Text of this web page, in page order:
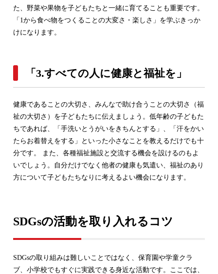
た、野菜や果物を子どもたちと一緒に育てることも重要です。
「1から食べ物をつくることの大変さ・楽しさ」を学ぶきっか
けになります。
「3.すべての人に健康と福祉を」
健康であることの大切さ、みんなで助け合うことの大切さ（福
祉の大切さ）を子どもたちに伝えましょう。低年齢の子どもた
ちであれば、「手洗いとうがいをきちんとする」、「汗をかい
たらお着替えをする」といった小さなことを教えるだけでも十
分です。 また、各種福祉施設と交流する機会を設けるのもよ
いでしょう。自分だけでなく他者の健康も気遣い、福祉のあり
方について子どもたちなりに考えるよい機会になります。
SDGsの活動を取り入れるコツ
SDGsの取り組みは難しいことではなく、保育園や学童クラ
ブ、小学校でもすぐに実践できる身近な活動です。ここでは、